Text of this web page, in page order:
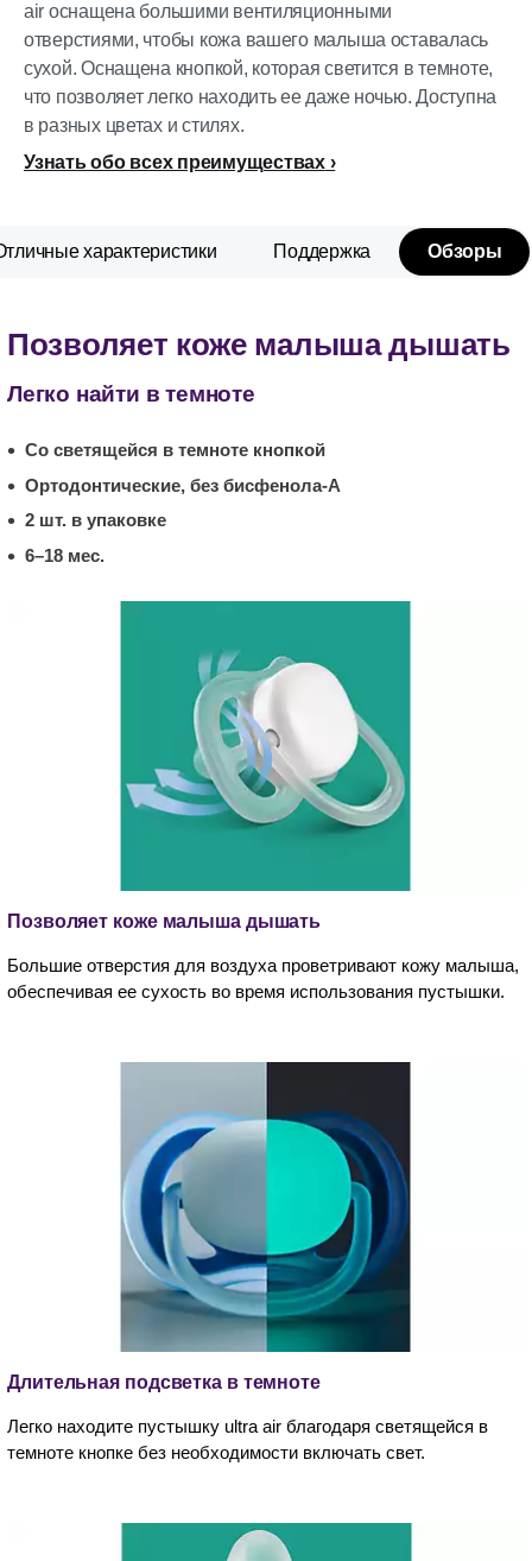
air оснащена большими вентиляционными
отверстиями, чтобы кожа вашего малыша оставалась
сухой. Оснащена кнопкой, которая светится в темноте,
что позволяет легко находить ее даже ночью. Доступна
в разных цветах и стилях.
Узнать обо всех преимуществах
характеристики Поддержка Обзоры
Позволяет коже малыша дышать
Легко найти в темноте
Со светящейся в темноте кнопкой
Ортодонтические, без бисфенола-А
2 шт. в упаковке
6–18 мес.
Позволяет коже малыша дышать
Большие отверстия для воздуха проветривают кожу малыша,
обеспечивая ее сухость во время использования пустышки.
Длительная подсветка в темноте
Легко находите пустышку ultra air благодаря светящейся в
темноте кнопке без необходимости включать свет.